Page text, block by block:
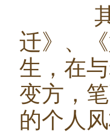
其自
迁》、
生，在
变方，
的个人